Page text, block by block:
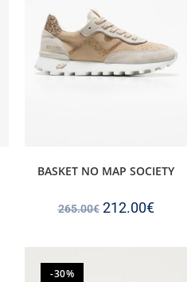
BASKET NO MAP SOCIETY
265.00€ 212.00€
-30%